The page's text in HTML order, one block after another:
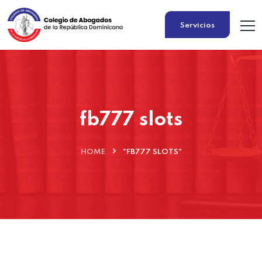
Servicios
fb777 slots
HOME "FB777 SLOTS"